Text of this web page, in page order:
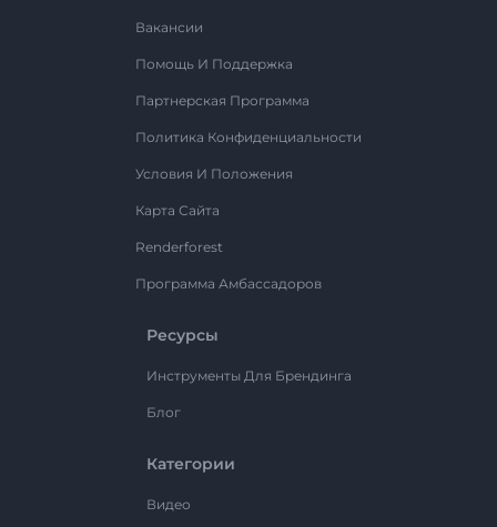
Вакансии
Помощь И Поддержка
Партнерская Программа
Политика Конфиденциальности
Условия И Положения
Карта Сайта
Renderforest
Программа Амбассадоров
Ресурсы
Инструменты Для Брендинга
Блог
Категории
Видео